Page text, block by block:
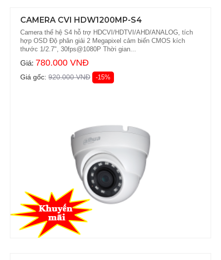
CAMERA CVI HDW1200MP-S4
Camera thế hệ S4 hỗ trợ HDCVI/HDTVI/AHD/ANALOG, tích
hợp OSD Độ phân giải 2 Megapixel cảm biến CMOS kích
thước 1/2.7", 30fps@1080P Thời gian...
Giá: 780.000 VNĐ
Giá gốc: 920.000 VNĐ -15%